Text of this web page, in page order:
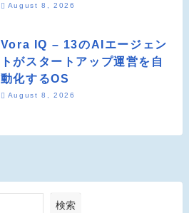
August 8, 2026
Vora IQ – 13のAIエージェン
トがスタートアップ運営を自
動化するOS
August 8, 2026
検索